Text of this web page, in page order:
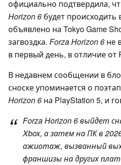
официально подтвердила,
Horizon 6 будет
объявлено на Tokyo Game
загвоздка. Forza Horizon 6 не
в первый день, в отличие от
В недавнем сообщении в
сноске упоминается о
Horizon 6 на PlayStation 5, и
Forza Horizon 6выйдет
Xbox, а затем на ПК в
ажиотаж, вызванный
франшизы на других